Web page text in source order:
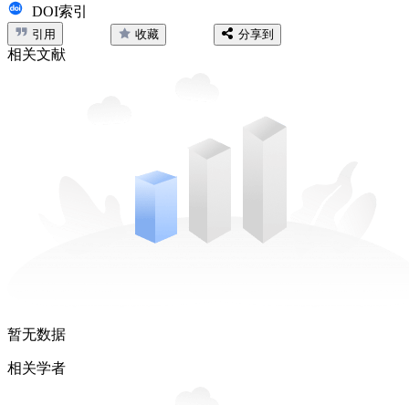
DOI索引
引用 收藏 分享到
相关文献
暂无数据
相关学者